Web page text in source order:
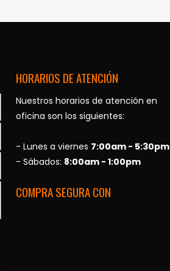
HORARIOS DE ATENCIÓN
Nuestros horarios de atención en
oficina son los siguientes:
- Lunes a viernes 7:00am - 5:30pm
- Sábados: 8:00am - 1:00pm
COMPRA SEGURA CON